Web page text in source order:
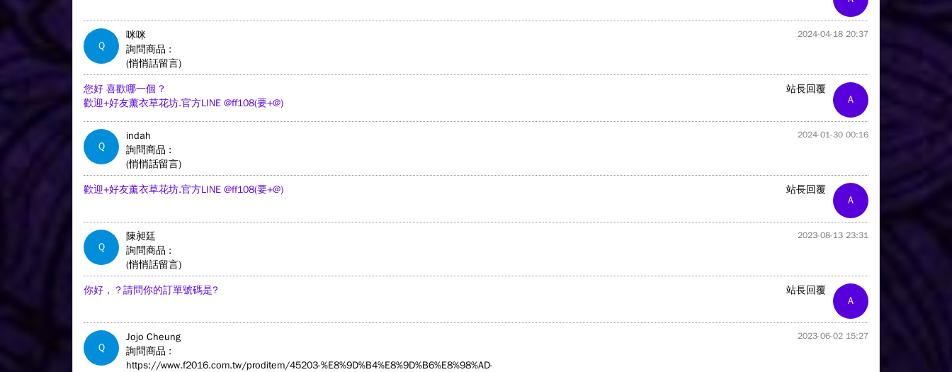
Q
咪咪 2024-04-18 20:37
詢問商品 :
(悄悄話留言)
A
站長回覆
您好 喜歡哪一個 ?
歡迎+好友薰衣草花坊.官方LINE @ff108(要+@)
Q
indah 2024-01-30 00:16
詢問商品 :
(悄悄話留言)
A
站長回覆
歡迎+好友薰衣草花坊.官方LINE @ff108(要+@)
Q
陳昶廷 2023-08-13 23:31
詢問商品 :
(悄悄話留言)
A
站長回覆
你好，？請問你的訂單號碼是?
Q
Jojo Cheung 2023-06-02 15:27
詢問商品 :
https://www.f2016.com.tw/proditem/45203-%E8%9D%B4%E8%9D%B6%E8%98%AD-